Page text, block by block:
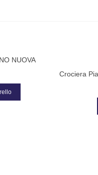
NUOVA
Crociera
86 Al